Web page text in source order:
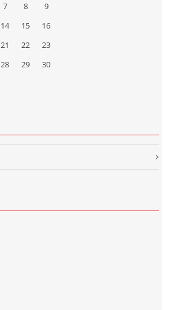
7 8
9
14 15
16
21 22
23
28 29
30